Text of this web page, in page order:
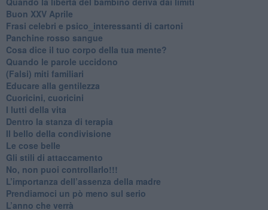
Buon XXV Aprile
​Frasi celebri e psico_interessanti di cartoni
​Panchine rosso sangue
​Cosa dice il tuo corpo della tua mente?
​Quando le parole uccidono
​(Falsi) miti familiari
​Educare alla gentilezza
​Cuoricini, cuoricini
I lutti della vita
​Dentro la stanza di terapia
​Il bello della condivisione
Le cose belle
​Gli stili di attaccamento
No, non puoi controllarlo!!!
​L’importanza dell’assenza della madre
​Prendiamoci un pò meno sul serio
​L’anno che verrà